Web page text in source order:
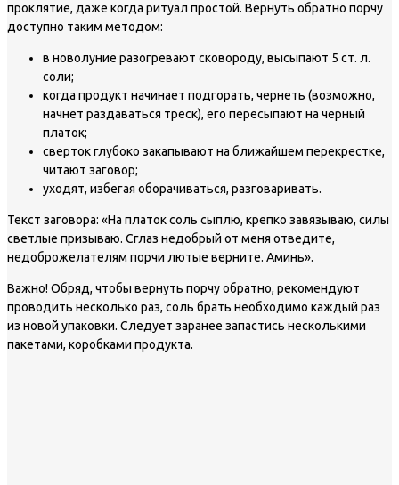
проклятие, даже когда ритуал простой. Вернуть обратно порчу
доступно таким методом:
в новолуние разогревают сковороду, высыпают 5 ст. л.
соли;
когда продукт начинает подгорать, чернеть (возможно,
начнет раздаваться треск), его пересыпают на черный
платок;
сверток глубоко закапывают на ближайшем перекрестке,
читают заговор;
уходят, избегая оборачиваться, разговаривать.
Текст заговора: «На платок соль сыплю, крепко завязываю, силы
светлые призываю. Сглаз недобрый от меня отведите,
недоброжелателям порчи лютые верните. Аминь».
Важно!Обряд, чтобы вернуть порчу обратно, рекомендуют
проводить несколько раз, соль брать необходимо каждый раз
из новой упаковки. Следует заранее запастись несколькими
пакетами, коробками продукта.